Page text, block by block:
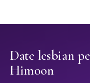
Date lesbian
Himoon